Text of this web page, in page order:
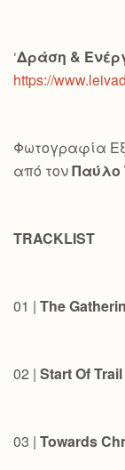
‘Δράση &
https://
Φωτογραφία
από τονΠαύλο
TRACKLIST
01 | The
02 | Start Of Trail
03 | Towards